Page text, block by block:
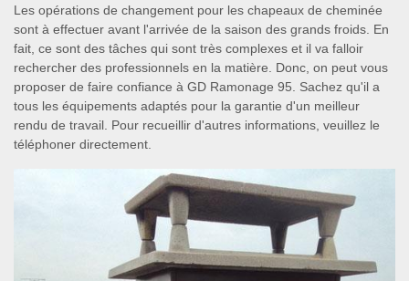
Les opérations de changement pour les chapeaux de cheminée
sont à effectuer avant l'arrivée de la saison des grands froids. En
fait, ce sont des tâches qui sont très complexes et il va falloir
rechercher des professionnels en la matière. Donc, on peut vous
proposer de faire confiance à GD Ramonage 95. Sachez qu'il a
tous les équipements adaptés pour la garantie d'un meilleur
rendu de travail. Pour recueillir d'autres informations, veuillez le
téléphoner directement.